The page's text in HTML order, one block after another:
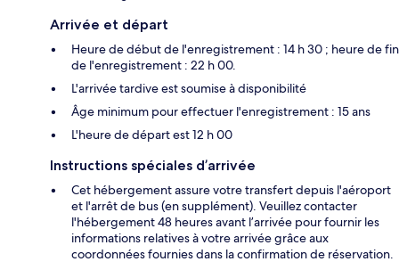
Arrivée et départ
Heure de début de l'enregistrement : 14 h 30 ; heure de fin
de l'enregistrement : 22 h 00.
L'arrivée tardive est soumise à disponibilité
Âge minimum pour effectuer l'enregistrement : 15 ans
L'heure de départ est 12 h 00
Instructions spéciales d’arrivée
Cet hébergement assure votre transfert depuis l'aéroport
et l'arrêt de bus (en supplément). Veuillez contacter
l'hébergement 48 heures avant l’arrivée pour fournir les
informations relatives à votre arrivée grâce aux
coordonnées fournies dans la confirmation de réservation.